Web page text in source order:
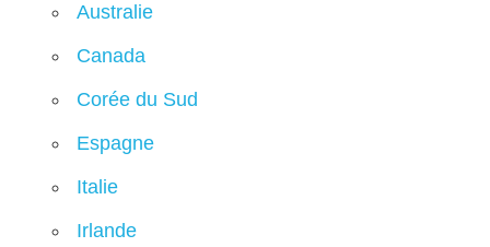
Australie
Canada
Corée du Sud
Espagne
Italie
Irlande